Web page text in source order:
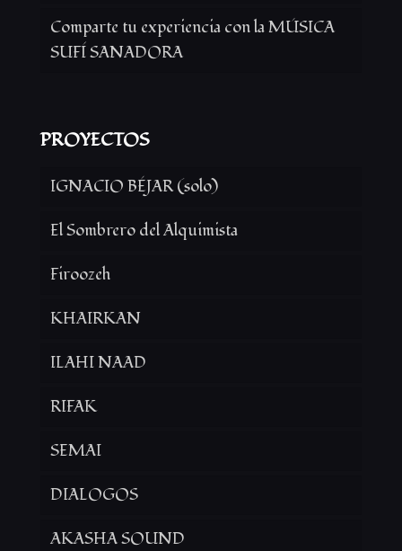
Comparte tu experiencia con la MÚSICA
SUFÍ SANADORA
PROYECTOS
IGNACIO BÉJAR (solo)
El Sombrero del Alquimista
Firoozeh
KHAIRKAN
ILAHI NAAD
RIFAK
SEMAI
DIALOGOS
AKASHA SOUND